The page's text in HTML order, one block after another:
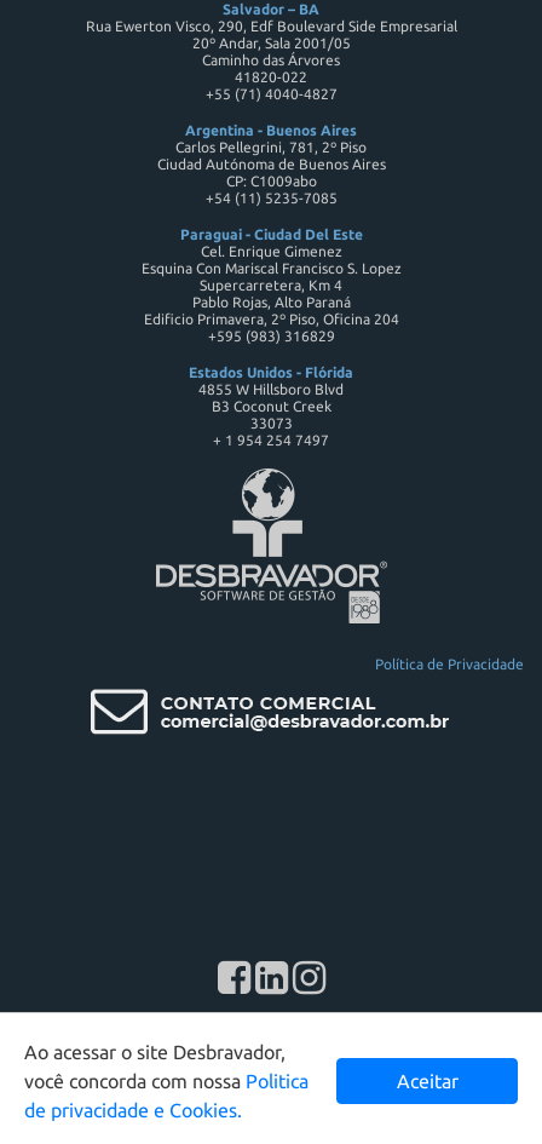
Ao acessar o site Desbravador,
você concorda com nossa Politica
de privacidade e Cookies.
Aceitar
Salvador – BA
Rua Ewerton Visco, 290, Edf Boulevard Side Empresarial
20º Andar, Sala 2001/05
Caminho das Árvores
41820-022
+55 (71) 4040-4827
Argentina - Buenos Aires
Carlos Pellegrini, 781, 2º Piso
Ciudad Autónoma de Buenos Aires
CP: C1009abo
+54 (11) 5235-7085
Paraguai - Ciudad Del Este
Cel. Enrique Gimenez
Esquina Con Mariscal Francisco S. Lopez
Supercarretera, Km 4
Pablo Rojas, Alto Paraná
Edificio Primavera, 2º Piso, Oficina 204
+595 (983) 316829
Estados Unidos - Flórida
4855 W Hillsboro Blvd
B3 Coconut Creek
33073
+ 1 954 254 7497
Política de Privacidade